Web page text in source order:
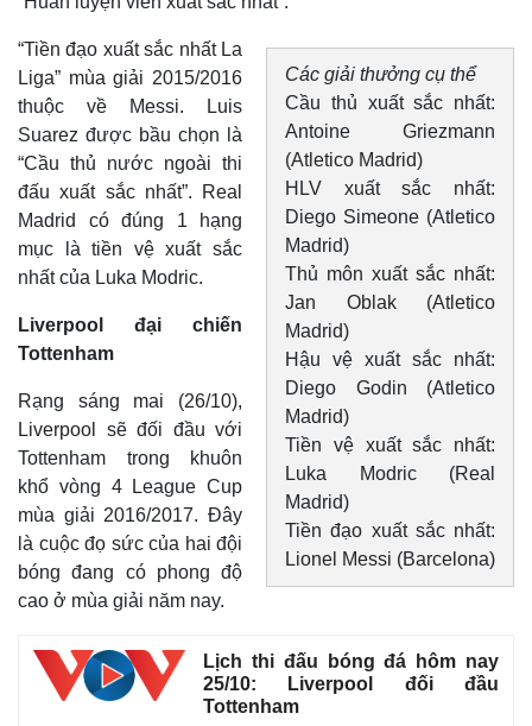
Các giải thưởng cụ thể
Cầu thủ xuất sắc nhất:
Antoine Griezmann
(Atletico Madrid)
HLV xuất sắc nhất:
Diego Simeone (Atletico
Madrid)
Thủ môn xuất sắc nhất:
Jan Oblak (Atletico
Madrid)
Hậu vệ xuất sắc nhất:
Diego Godin (Atletico
Madrid)
Tiền vệ xuất sắc nhất:
Luka Modric (Real
Madrid)
Tiền đạo xuất sắc nhất:
Lionel Messi (Barcelona)
“Tiền đạo xuất sắc nhất La
Liga” mùa giải 2015/2016
thuộc về Messi. Luis
Suarez được bầu chọn là
“Cầu thủ nước ngoài thi
đấu xuất sắc nhất”. Real
Madrid có đúng 1 hạng
mục là tiền vệ xuất sắc
nhất của Luka Modric.
Liverpool đại chiến
Tottenham
Rạng sáng mai (26/10),
Liverpool sẽ đối đầu với
Tottenham trong khuôn
khổ vòng 4 League Cup
mùa giải 2016/2017. Đây
là cuộc đọ sức của hai đội
bóng đang có phong độ
cao ở mùa giải năm nay.
Lịch thi đấu bóng đá hôm nay
25/10: Liverpool đối đầu
Tottenham